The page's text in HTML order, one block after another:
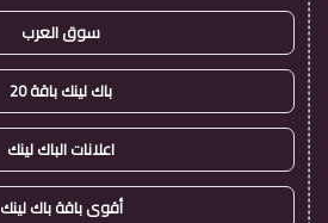
سوق العرب
باك لينك باقة 20
اعلانات الباك لينك
أقوى باقة باك لينك